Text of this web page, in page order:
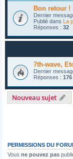
Bon retour !
Dernier
Publié dans La
Réponses : 32
7th-wave,
Dernier
Réponses : 176
Nouveau sujet
PERMISSIONS DU
Vous ne pouvez pas